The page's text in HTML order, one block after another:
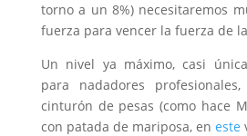
torno a un 8%) necesitaremos
fuerza para vencer la fuerza de
Un nivel ya máximo, casi
para nadadores
cinturón de pesas (como hace
con patada de mariposa, en este